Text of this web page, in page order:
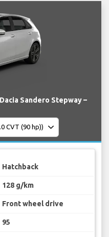
Sandero Stepway –
Hatchback
128 g/km
Front wheel drive
95